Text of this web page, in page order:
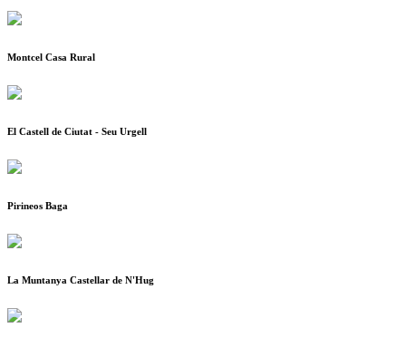
Montcel Casa Rural
El Castell de Ciutat - Seu Urgell
Pirineos Baga
La Muntanya Castellar de N'Hug